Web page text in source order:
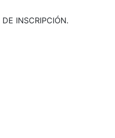
INSCRIPCIÓN.